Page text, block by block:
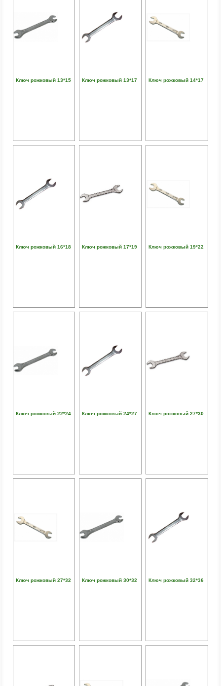
Ключ рожковый 13*15 Ключ рожковый 13*17 Ключ рожковый 14*17
Ключ рожковый 16*18 Ключ рожковый 17*19 Ключ рожковый 19*22
Ключ рожковый 22*24 Ключ рожковый 24*27 Ключ рожковый 27*30
Ключ рожковый 27*32 Ключ рожковый 30*32 Ключ рожковый 32*36